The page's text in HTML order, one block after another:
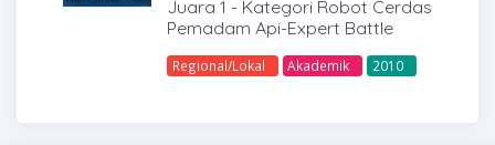
Juara 1 - Kategori Robot Cerdas
Pemadam Api-Expert Battle
Regional/Lokal Akademik 2010